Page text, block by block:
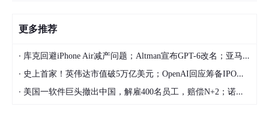
2️⃣选择模板
一键创建 ：点击“新增”创建Serverless实例，系统会自动生成A
PI调用地址，立即开启你的AI之旅。
更多推荐
· 库克回避iPhone Air减产问题；Altman宣布GPT-6改名；亚马逊CEO称大裁员与AI无关，出于文化考量 | 极客头条
· 史上首家！英伟达市值破5万亿美元；OpenAI回应筹备IPO：非当前重点；若马斯克离职，特斯拉已有新CEO人选预备 | 极客头条
· 美国一软件巨头撤出中国，解雇400名员工，赔偿N+2；诺基亚将退市；小米马志宇警告存储涨价 | 极客头条